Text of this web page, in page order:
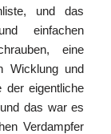
und das
einfachen
eine
Wicklung und
der eigentliche
das war es
Verdampfer